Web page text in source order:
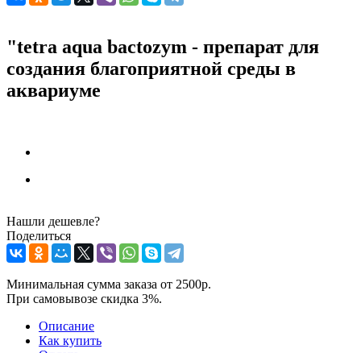
"tetra aqua bactozym - препарат для
создания благоприятной среды в
аквариуме
Нашли дешевле?
Поделиться
Минимальная сумма заказа от 2500р.
При самовывозе скидка 3%.
Описание
Как купить